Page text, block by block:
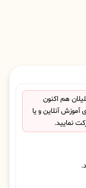
هم اکنون
آنلاین و یا
نمایید.